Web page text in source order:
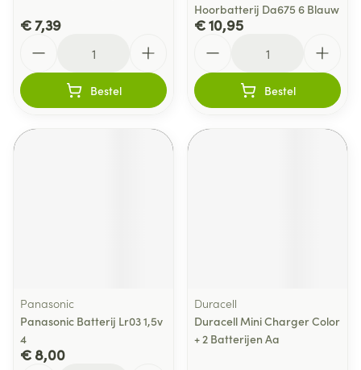
€ 7,39
Bestel
Hoorbatterij Da675 6 Blauw
€ 10,95
Bestel
Panasonic
Panasonic Batterij Lr03 1,5v
4
€ 8,00
Duracell
Duracell Mini Charger Color
+ 2 Batterijen Aa